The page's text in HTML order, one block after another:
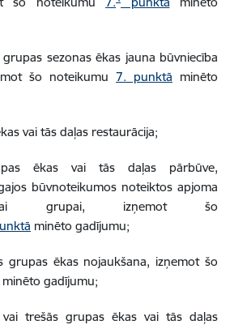
sezonas ēkas jauna būvniecība
šo noteikumu 7. punktā minēto
vai tās daļas restaurācija;
ēkas vai tās daļas pārbūve,
būvnoteikumos noteiktos apjoma
grupai, izņemot šo
minēto gadījumu;
grupas ēkas nojaukšana, izņemot šo
minēto gadījumu;
trešās grupas ēkas vai tās daļas